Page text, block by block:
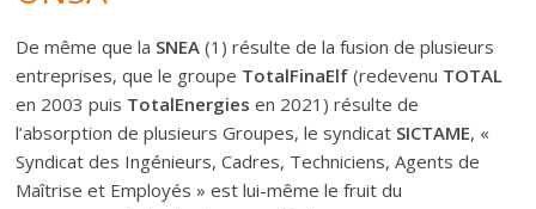
De même que la SNEA (1) résulte de la fusion de plusieurs
entreprises, que le groupe TotalFinaElf (redevenu TOTAL
en 2003 puis TotalEnergiesen 2021) résulte de
l’absorption de plusieurs Groupes, le syndicat SICTAME, «
Syndicat des Ingénieurs, Cadres, Techniciens, Agents de
Maîtrise et Employés » est lui-même le fruit du